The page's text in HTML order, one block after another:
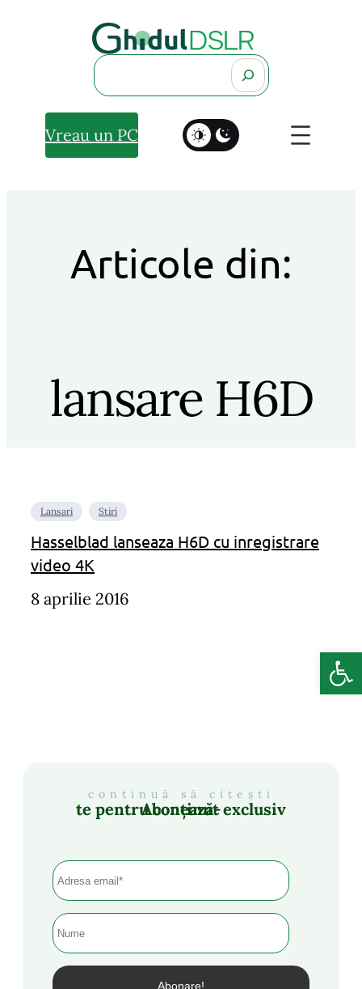
Search
Vreau un PC
Articole din:
lansare H6D
Lansari Stiri
Hasselblad lanseaza H6D cu inregistrare
video 4K
8 aprilie 2016
continuă să citești
Abonează-te pentru conținut exclusiv